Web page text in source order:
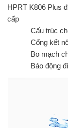
HPRT K806 Plus
cấp
Cấu trúc
Cổng kết
Bo mạch
Báo động